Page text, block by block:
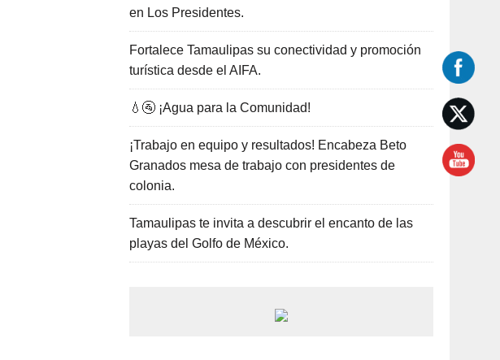
en Los Presidentes.
Fortalece Tamaulipas su conectividad y promoción
turística desde el AIFA.
💧🚰 ¡Agua para la Comunidad!
¡Trabajo en equipo y resultados! Encabeza Beto
Granados mesa de trabajo con presidentes de
colonia.
Tamaulipas te invita a descubrir el encanto de las
playas del Golfo de México.